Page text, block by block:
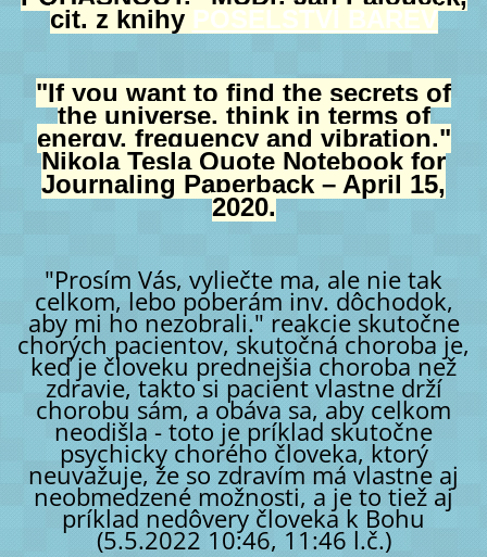
cit. z knihy POSELSTVÍ BAREV
"If you want to find the secrets of
the universe, think in terms of
energy, frequency and vibration."
Nikola Tesla Quote Notebook for
Journaling Paperback – April 15,
2020.
"Prosím Vás, vyliečte ma, ale nie tak
celkom, lebo poberám inv. dôchodok,
aby mi ho nezobrali." reakcie skutočne
chorých pacientov, skutočná choroba je,
keď je človeku prednejšia choroba než
zdravie, takto si pacient vlastne drží
chorobu sám, a obáva sa, aby celkom
neodišla - toto je príklad skutočne
psychicky chorého človeka, ktorý
neuvažuje, že so zdravím má vlastne aj
neobmedzené možnosti, a je to tiež aj
príklad nedôvery človeka k Bohu
(5.5.2022 10:46, 11:46 l.č.)